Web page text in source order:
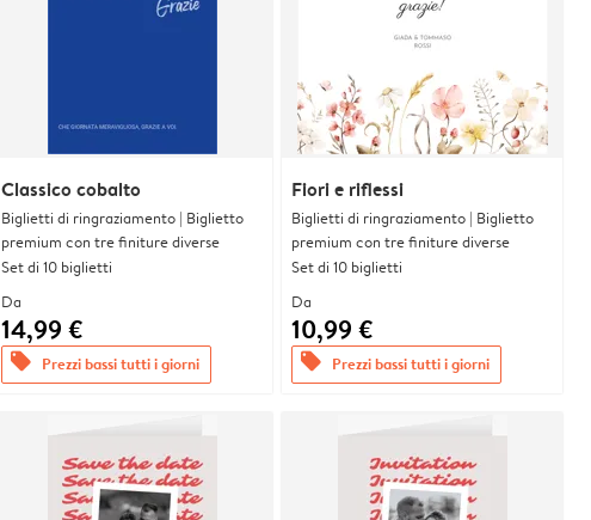
Classico cobalto
Biglietti di ringraziamento | Biglietto
premium con tre finiture diverse
Set di 10 biglietti
Da
14,99 €
offers Prezzi bassi tutti i giorni
Fiori e riflessi
Biglietti di ringraziamento | Biglietto
premium con tre finiture diverse
Set di 10 biglietti
Da
10,99 €
offers Prezzi bassi tutti i giorni